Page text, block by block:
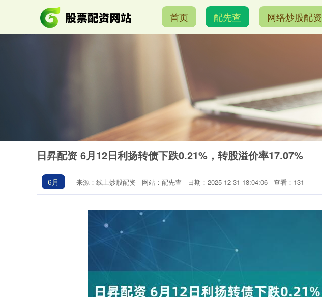
首页 配先查 网络炒股配资
日昇配资 6月12日利扬转债下跌0.21%，转股溢价率17.07%
6月 来源：线上炒股配资 网站：配先查 日期：2025-12-31 18:04:06 查看：131